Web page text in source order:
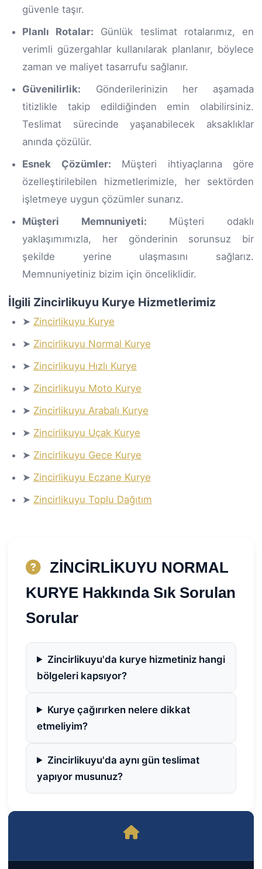
güvenle taşır.
Planlı Rotalar: Günlük teslimat rotalarımız, en
verimli güzergahlar kullanılarak planlanır, böylece
zaman ve maliyet tasarrufu sağlanır.
Güvenilirlik: Gönderilerinizin her aşamada
titizlikle takip edildiğinden emin olabilirsiniz.
Teslimat sürecinde yaşanabilecek aksaklıklar
anında çözülür.
Esnek Çözümler: Müşteri ihtiyaçlarına göre
özelleştirilebilen hizmetlerimizle, her sektörden
işletmeye uygun çözümler sunarız.
Müşteri Memnuniyeti: Müşteri odaklı
yaklaşımımızla, her gönderinin sorunsuz bir
şekilde yerine ulaşmasını sağlarız.
Memnuniyetiniz bizim için önceliklidir.
İlgili Zincirlikuyu Kurye Hizmetlerimiz
➤ Zincirlikuyu Kurye
➤ Zincirlikuyu Normal Kurye
➤ Zincirlikuyu Hızlı Kurye
➤ Zincirlikuyu Moto Kurye
➤ Zincirlikuyu Arabalı Kurye
➤ Zincirlikuyu Uçak Kurye
➤ Zincirlikuyu Gece Kurye
➤ Zincirlikuyu Eczane Kurye
➤ Zincirlikuyu Toplu Dağıtım
ZİNCİRLİKUYU NORMAL
KURYE Hakkında Sık Sorulan
Sorular
Zincirlikuyu'da kurye hizmetiniz hangi
bölgeleri kapsıyor?
Kurye çağırırken nelere dikkat
etmeliyim?
Zincirlikuyu'da aynı gün teslimat
yapıyor musunuz?